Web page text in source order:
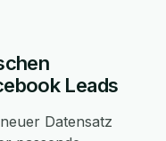
Leads
Datensatz